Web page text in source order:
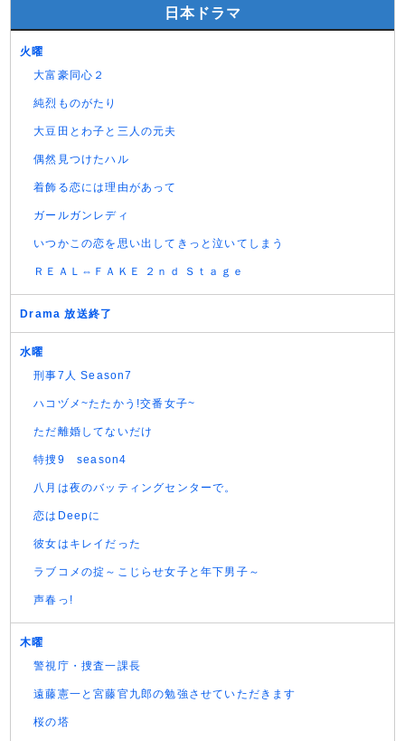
日本ドラマ
火曜
大富豪同心２
純烈ものがたり
大豆田とわ子と三人の元夫
偶然見つけたハル
着飾る恋には理由があって
ガールガンレディ
いつかこの恋を思い出してきっと泣いてしまう
ＲＥＡＬ⇔ＦＡＫＥ ２ｎｄ Ｓｔａｇｅ
Drama 放送終了
水曜
刑事7人 Season7
ハコヅメ~たたかう!交番女子~
ただ離婚してないだけ
特捜9 season4
八月は夜のバッティングセンターで。
恋はDeepに
彼女はキレイだった
ラブコメの掟～こじらせ女子と年下男子～
声春っ!
木曜
警視庁・捜査一課長
遠藤憲一と宮藤官九郎の勉強させていただきます
桜の塔